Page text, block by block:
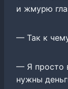
и жмурю
— Так к
— Я просто
нужны